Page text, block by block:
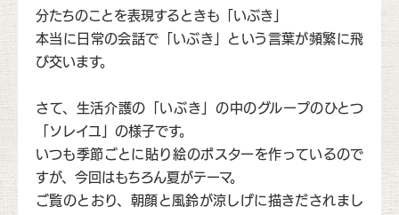
分たちのことを表現するときも「いぶき」
本当に日常の会話で「いぶき」という言葉が頻繁に飛
び交います。
さて、生活介護の「いぶき」の中のグループのひとつ
「ソレイユ」の様子です。
いつも季節ごとに貼り絵のポスターを作っているので
すが、今回はもちろん夏がテーマ。
ご覧のとおり、朝顔と風鈴が涼しげに描きだされまし